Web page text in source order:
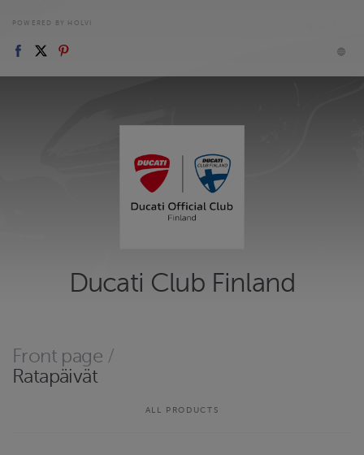
POWERED BY HOLVI
Ducati Club Finland
Front page /
Ratapäivät
ALL PRODUCTS